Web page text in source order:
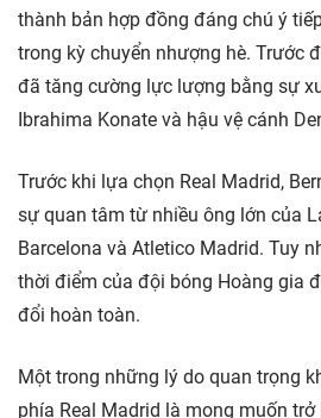
thành bản hợp đồng đáng chú ý
trong kỳ chuyển nhượng hè. Trước
đã tăng cường lực lượng bằng sự
Ibrahima Konate và hậu vệ cánh
Trước khi lựa chọn Real Madrid,
sự quan tâm từ nhiều ông lớn của
Barcelona và Atletico Madrid. Tuy
thời điểm của đội bóng Hoàng gia
đổi hoàn toàn.
Một trong những lý do quan trọng
phía Real Madrid là mong muốn